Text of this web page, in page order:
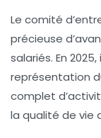
Le comité
précieuse
salariés. En
représentation
complet
la qualité de vie